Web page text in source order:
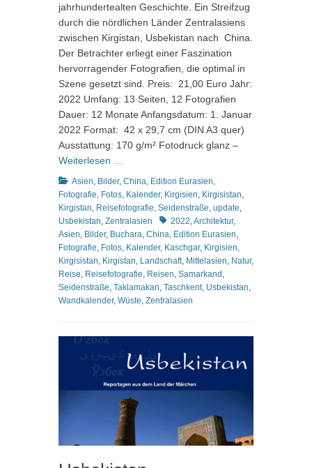
jahrhundertealten Geschichte. Ein Streifzug
durch die nördlichen Länder Zentralasiens
zwischen Kirgistan, Usbekistan nach China.
Der Betrachter erliegt einer Faszination
hervorragender Fotografien, die optimal in
Szene gesetzt sind. Preis: 21,00 Euro Jahr:
2022 Umfang: 13 Seiten, 12 Fotografien
Dauer: 12 Monate Anfangsdatum: 1. Januar
2022 Format: 42 x 29,7 cm (DIN A3 quer)
Ausstattung: 170 g/m² Fotodruck glanz –
Weiterlesen …
Kategorien
Asien, Bilder, China, Edition Eurasien,
Fotografie, Fotos, Kalender, Kirgisien, Kirgisistan,
Kirgistan, Reisefotografie, Seidenstraße, update,
Usbekistan, Zentralasien Schlagworte
2022,Architektur,
Asien, Bilder, Buchara, China, Edition Eurasien,
Fotografie, Fotos, Kalender, Kaschgar, Kirgisien,
Kirgisistan, Kirgistan, Landschaft, Mittelasien, Natur,
Reise, Reisefotografie, Reisen, Samarkand,
Seidenstraße, Taklamakan, Taschkent, Usbekistan,
Wandkalender, Wüste, Zentralasien